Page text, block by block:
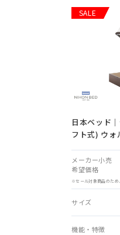
SALE
日本ベッド
フト式) ウォ
メーカー小売
希望価格
※セール対象商品のため
サイズ
機能・特徴